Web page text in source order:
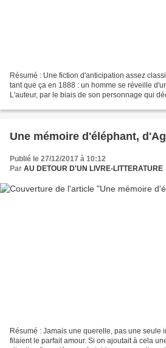
Résumé : Une fiction d'anticipation assez
tant que ça en 1888 : un homme se réveille
L'auteur, par le biais de son personnage qui
Une mémoire d'éléphant,
Publié le 27/12/2017 à 10:12
Par AU DETOUR D'UN LIVRE-LITTERATURE
Résumé : Jamais une querelle, pas une seule
filaient le parfait amour. Si on ajoutait à cela